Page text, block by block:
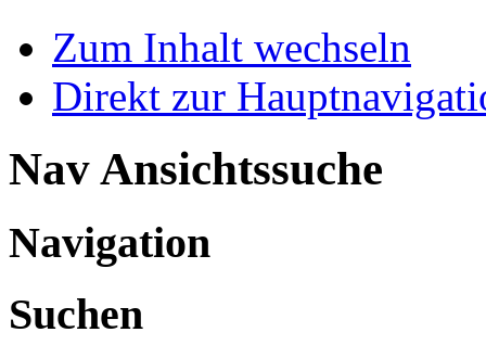
Zum Inhalt wechseln
Direkt zur
Nav Ansichtssuche
Navigation
Suchen